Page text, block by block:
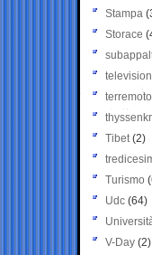
Stampa
Storace
terremoto
Tibet(2)
Turismo
Udc (64)
V-Day (2)